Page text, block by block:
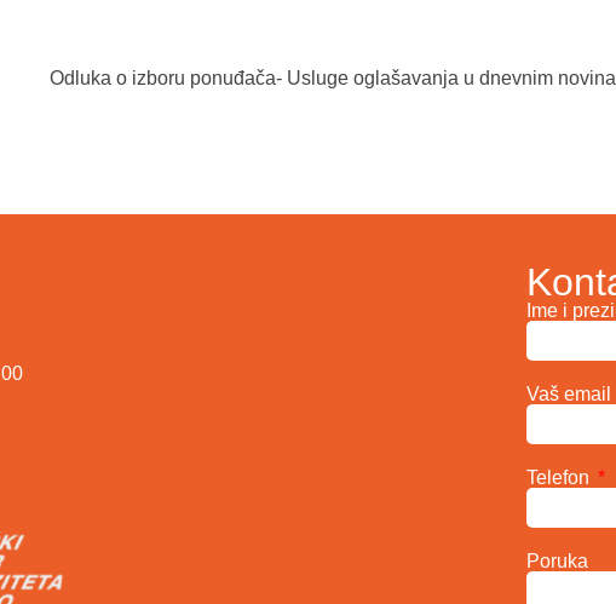
Odluka o izboru ponuđača- Usluge oglašavanja u dnevnim
Ime i
Vaš email
Telefon
Poruka